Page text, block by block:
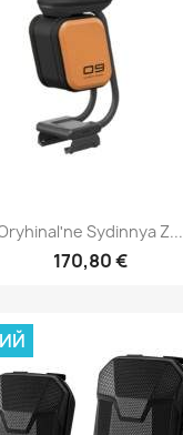
Швидкий перегляд
Sydinnya Z...
170,80 €